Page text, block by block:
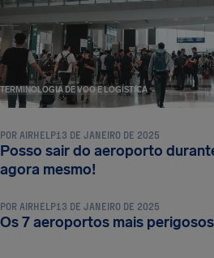
TERMINOLOGIA DE VOO E LOGÍSTICA
POR AIRHELP13 DE JANEIRO DE 2025
Posso sair do aeroporto
agora mesmo!
TERMINOLOGIA DE VOO E LOGÍSTICA
POR AIRHELP13 DE JANEIRO DE 2025
Os 7 aeroportos mais